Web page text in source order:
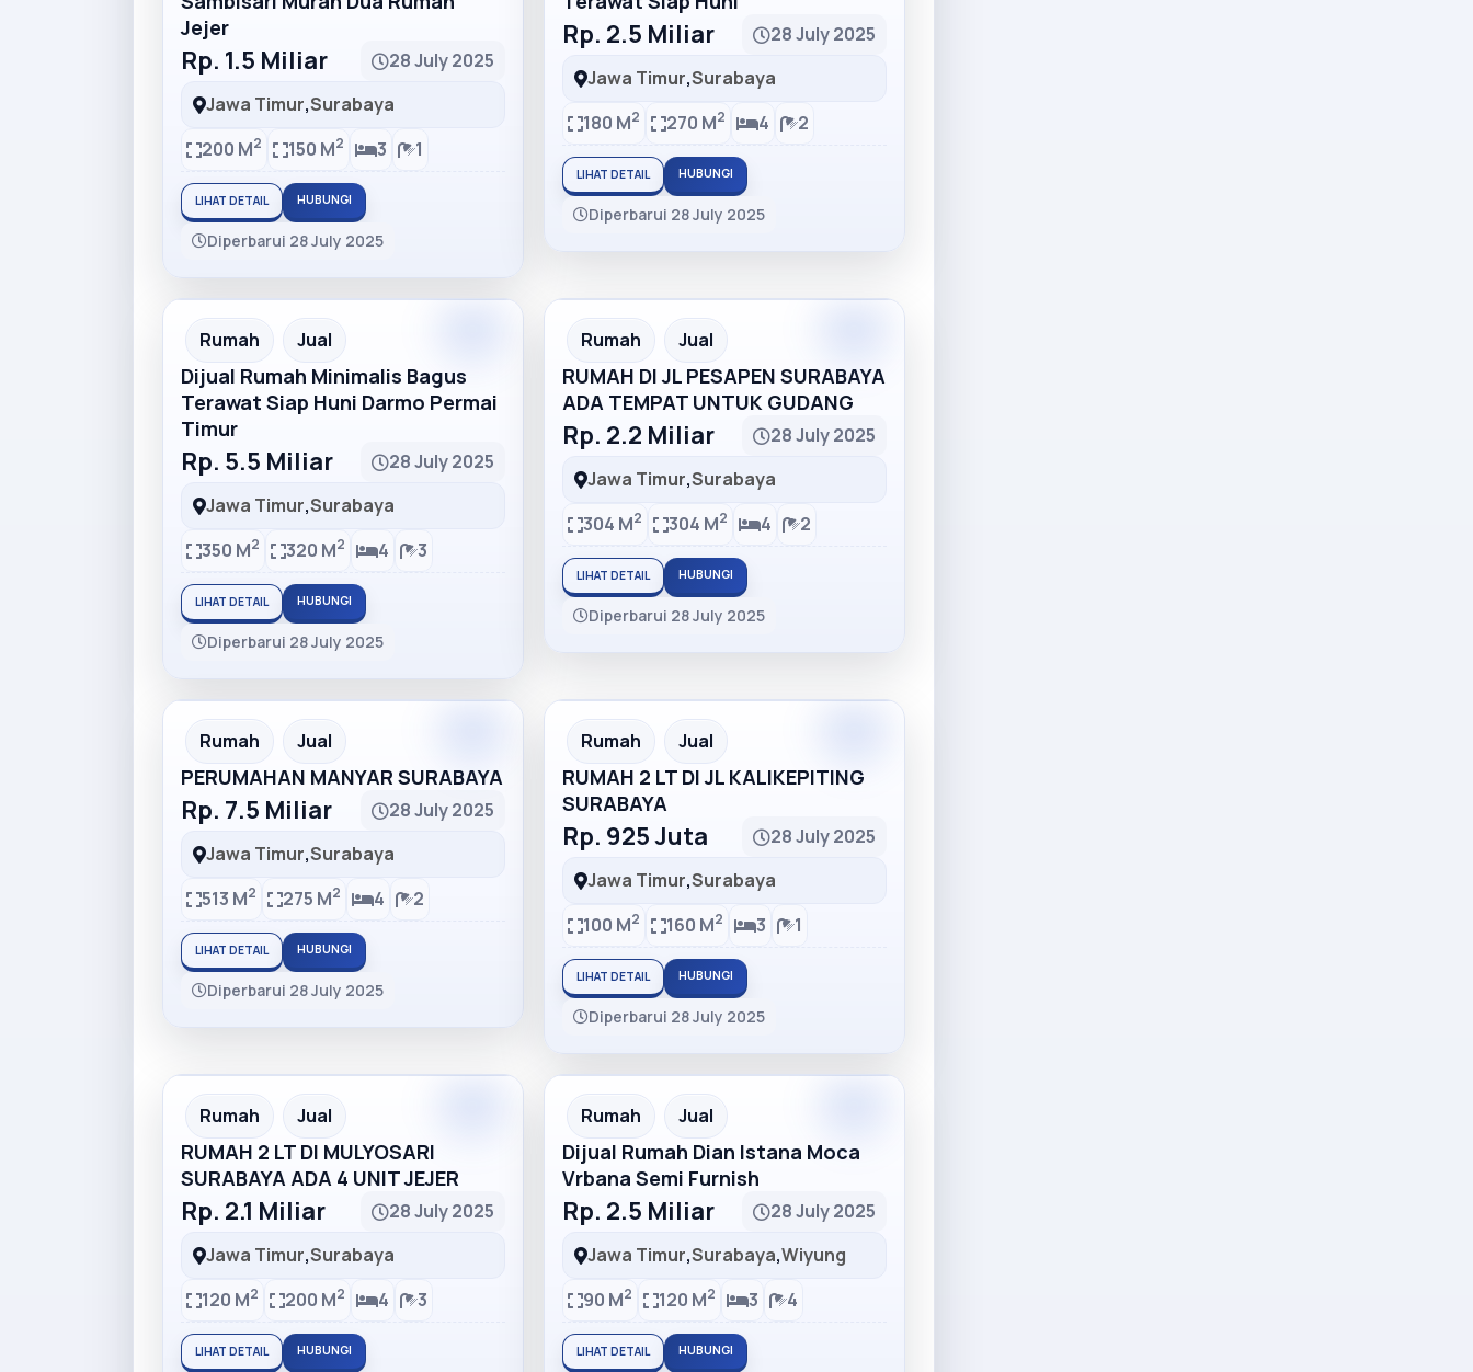
Jejer
Rp. 1.5 Miliar
28 July 2025
Jawa Timur,Surabaya
200 M2 150 M2 3 1
LIHAT DETAIL HUBUNGI
Diperbarui 28 July 2025
Rp. 2.5 Miliar
28 July 2025
Jawa Timur,Surabaya
180 M2 270 M2 4 2
LIHAT DETAIL HUBUNGI
Diperbarui 28 July 2025
Rumah Jual
Dijual Rumah Minimalis Bagus
Terawat Siap Huni Darmo Permai
Timur
Rp. 5.5 Miliar
28 July 2025
Jawa Timur,Surabaya
350 M2 320 M2 4 3
LIHAT DETAIL HUBUNGI
Diperbarui 28 July 2025
Rumah Jual
RUMAH DI JL PESAPEN SURABAYA
ADA TEMPAT UNTUK GUDANG
Rp. 2.2 Miliar
28 July 2025
Jawa Timur,Surabaya
304 M2 304 M2 4 2
LIHAT DETAIL HUBUNGI
Diperbarui 28 July 2025
Rumah Jual
PERUMAHAN MANYAR SURABAYA
Rp. 7.5 Miliar
28 July 2025
Jawa Timur,Surabaya
513 M2 275 M2 4 2
LIHAT DETAIL HUBUNGI
Diperbarui 28 July 2025
Rumah Jual
RUMAH 2 LT DI JL KALIKEPITING
SURABAYA
Rp. 925 Juta
28 July 2025
Jawa Timur,Surabaya
100 M2 160 M2 3 1
LIHAT DETAIL HUBUNGI
Diperbarui 28 July 2025
Rumah Jual
RUMAH 2 LT DI MULYOSARI
SURABAYA ADA 4 UNIT JEJER
Rp. 2.1 Miliar
28 July 2025
Jawa Timur,Surabaya
120 M2 200 M2 4 3
LIHAT DETAIL HUBUNGI
Rumah Jual
Dijual Rumah Dian Istana Moca
Vrbana Semi Furnish
Rp. 2.5 Miliar
28 July 2025
Jawa Timur,Surabaya,Wiyung
90 M2 120 M2 3 4
LIHAT DETAIL HUBUNGI